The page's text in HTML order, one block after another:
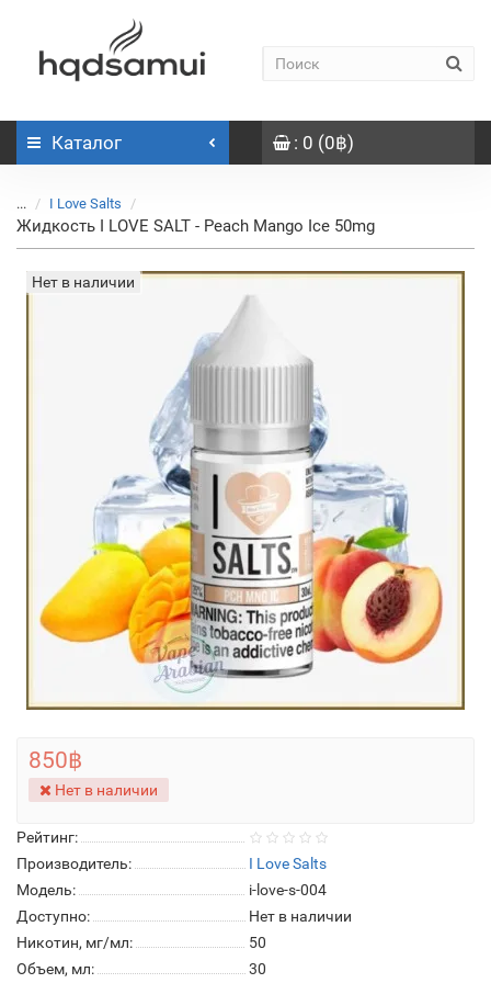
Каталог : 0 (0฿)
... I Love Salts
Жидкость I LOVE SALT - Peach Mango Ice 50mg
Нет в наличии
Рейтинг:
Производитель:
I Love Salts
Модель:
i-love-s-004
Доступно:
Нет в наличии
Никотин, мг/мл:
50
Объем, мл:
30
850฿
Нет в наличии